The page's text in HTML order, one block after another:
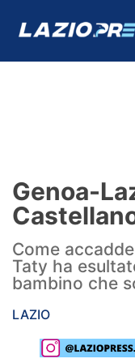
Formello
Infortuni
Primavera
Calciomercato
Lazio Women
Genoa-
Come
Taty ha
bambino che
LAZIO